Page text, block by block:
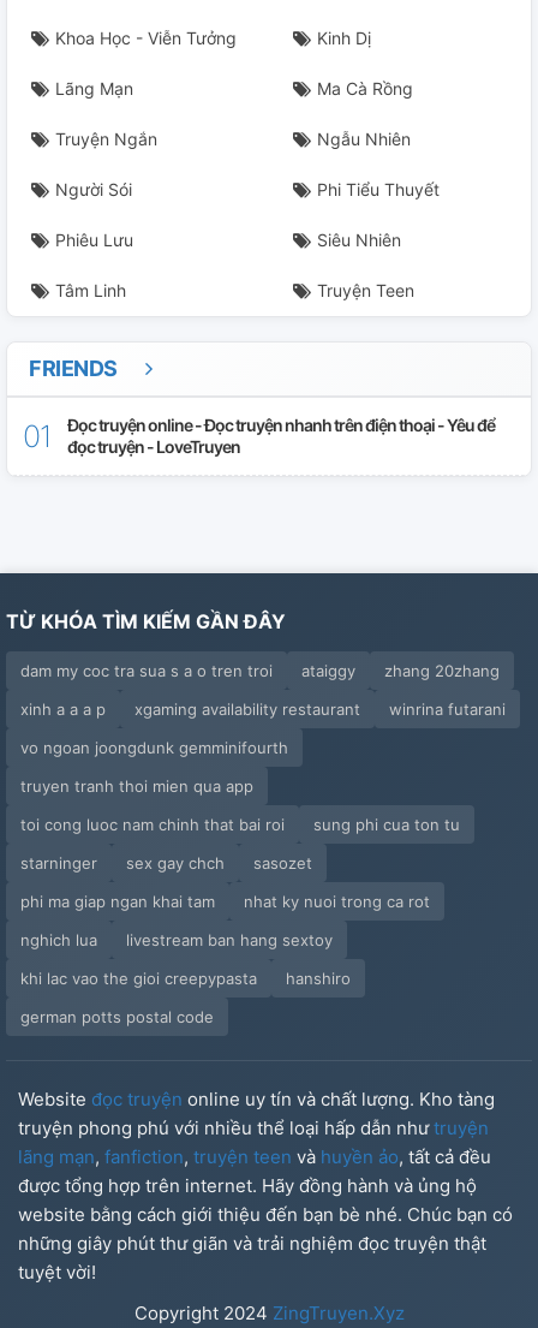
Khoa Học - Viễn Tưởng Kinh Dị
Lãng Mạn Ma Cà Rồng
Truyện Ngắn Ngẫu Nhiên
Người Sói Phi Tiểu Thuyết
Phiêu Lưu Siêu Nhiên
Tâm Linh Truyện Teen
FRIENDS
Đọc truyện online - Đọc truyện nhanh trên điện thoại - Yêu để
đọc truyện - LoveTruyen
TỪ KHÓA TÌM KIẾM GẦN ĐÂY
dam my coc tra sua s a o tren troi ataiggy
zhang 20zhang
xinh a a a p
xgaming availability restaurant
winrina futarani
vo ngoan joongdunk gemminifourth
truyen tranh thoi mien qua app
toi cong luoc nam chinh that bai roi
sung phi cua ton tu
starninger
sex gay chch
sasozet
phi ma giap ngan khai tam
nhat ky nuoi trong ca rot
nghich lua
livestream ban hang sextoy
khi lac vao the gioi creepypasta
hanshiro
german potts postal code
Website đọc truyện online uy tín và chất lượng. Kho tàng
truyện phong phú với nhiều thể loại hấp dẫn nhưtruyện
lãng mạn, fanfiction, truyện teen và huyền ảo, tất cả đều
được tổng hợp trên internet. Hãy đồng hành và ủng hộ
website bằng cách giới thiệu đến bạn bè nhé. Chúc bạn có
những giây phút thư giãn và trải nghiệm đọc truyện thật
tuyệt vời!
Copyright 2024 ZingTruyen.Xyz